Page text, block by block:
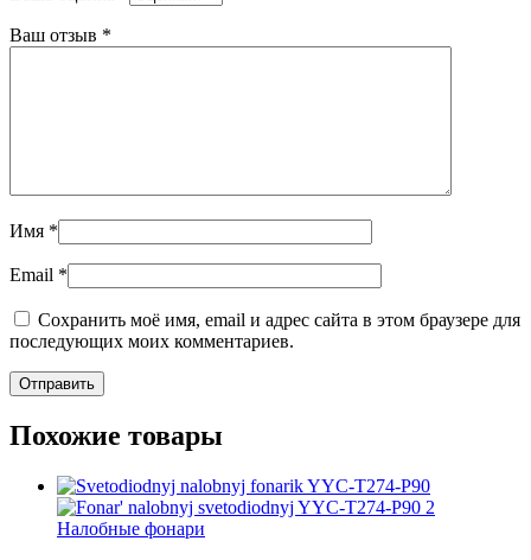
Ваш отзыв *
Имя *
Email *
Сохранить моё имя, email и адрес сайта в этом браузере для
последующих моих комментариев.
Похожие товары
Налобные фонари